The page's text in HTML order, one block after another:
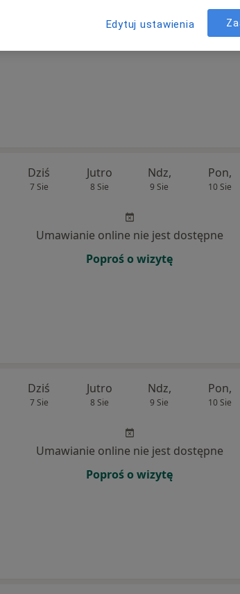
Umawianie online nie jest dostępne
Dziś
7 Sie
Jutro
8 Sie
Ndz,
9 Sie
Pon,
10 Sie
Umawianie online nie jest dostępne
Poproś o wizytę
Dziś
7 Sie
Jutro
8 Sie
Ndz,
9 Sie
Pon,
10 Sie
Umawianie online nie jest dostępne
Poproś o wizytę
Edytuj ustawienia